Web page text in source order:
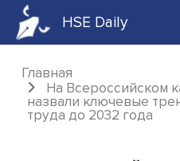
HSE Daily
Главная
На
назвали ключевые